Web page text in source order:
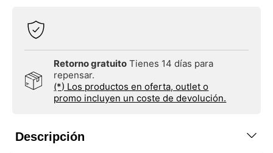
Retorno gratuito Tienes 14 días para
repensar.
(*) Los productos en oferta, outlet o
promo incluyen un coste de devolución.
Descripción